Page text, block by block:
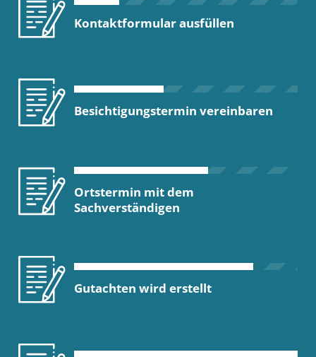
Kontaktformular ausfüllen
Besichtigungstermin vereinbaren
Ortstermin mit dem
Sachverständigen
Gutachten wird erstellt